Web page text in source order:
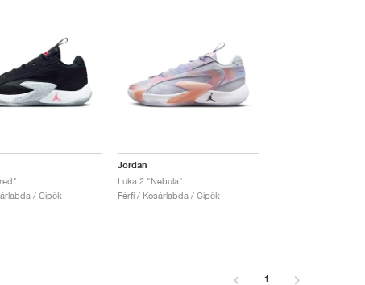
/ Cipők
Jordan
Luka 2 "Nebula"
Férfi / Kosárlabda / Cipők
1